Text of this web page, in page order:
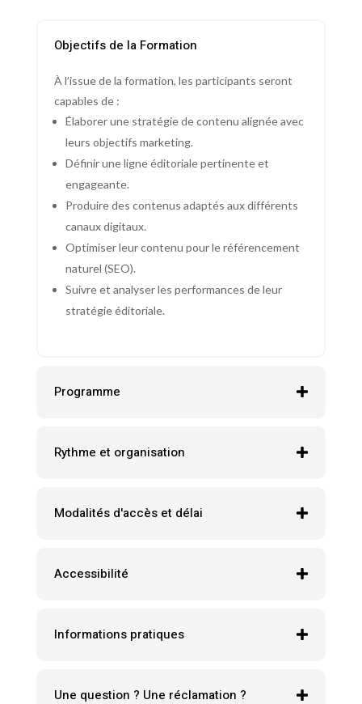
Objectifs de la Formation
À l’issue de la formation, les participants seront
capables de :
Élaborer une stratégie de contenu alignée avec
leurs objectifs marketing.
Définir une ligne éditoriale pertinente et
engageante.
Produire des contenus adaptés aux différents
canaux digitaux.
Optimiser leur contenu pour le référencement
naturel (SEO).
Suivre et analyser les performances de leur
stratégie éditoriale.
Programme
Rythme et organisation
Modalités d'accès et délai
Accessibilité
Informations pratiques
Une question ? Une réclamation ?